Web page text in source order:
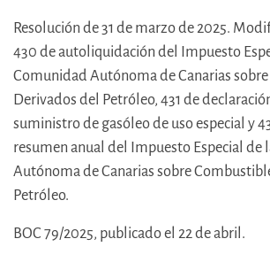
Resolución de 31 de marzo de 2025.
430 de autoliquidación del Impuesto
Comunidad Autónoma de Canarias
Derivados del Petróleo, 431 de
suministro de gasóleo de uso especial y
resumen anual del Impuesto Especial de
Autónoma de Canarias sobre
Petróleo.
BOC 79/2025, publicado el 22 de abril.